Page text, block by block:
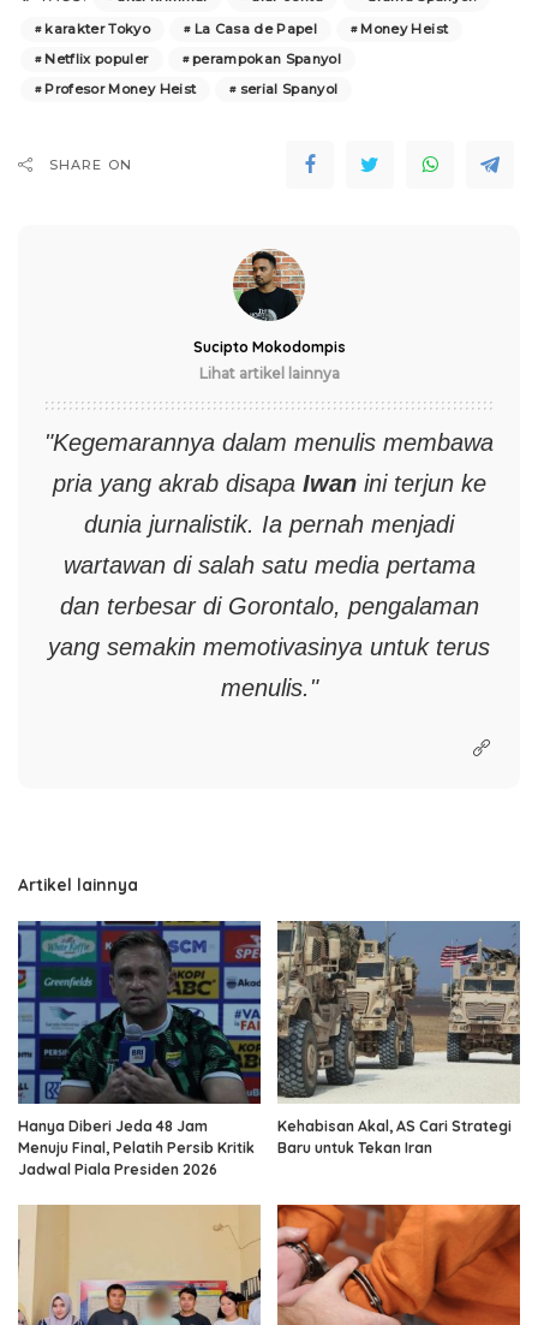
karakter Tokyo
La Casa de Papel
Money Heist
Netflix populer
perampokan Spanyol
Profesor Money Heist
serial Spanyol
SHARE ON
Sucipto Mokodompis
Lihat artikel lainnya
"Kegemarannya dalam menulis membawa
pria yang akrab disapa Iwanini terjun ke
dunia jurnalistik. Ia pernah menjadi
wartawan di salah satu media pertama
dan terbesar di Gorontalo, pengalaman
yang semakin memotivasinya untuk terus
menulis."
Artikel lainnya
Hanya Diberi Jeda 48 Jam
Menuju Final, Pelatih Persib Kritik
Jadwal Piala Presiden 2026
Kehabisan Akal, AS Cari Strategi
Baru untuk Tekan Iran